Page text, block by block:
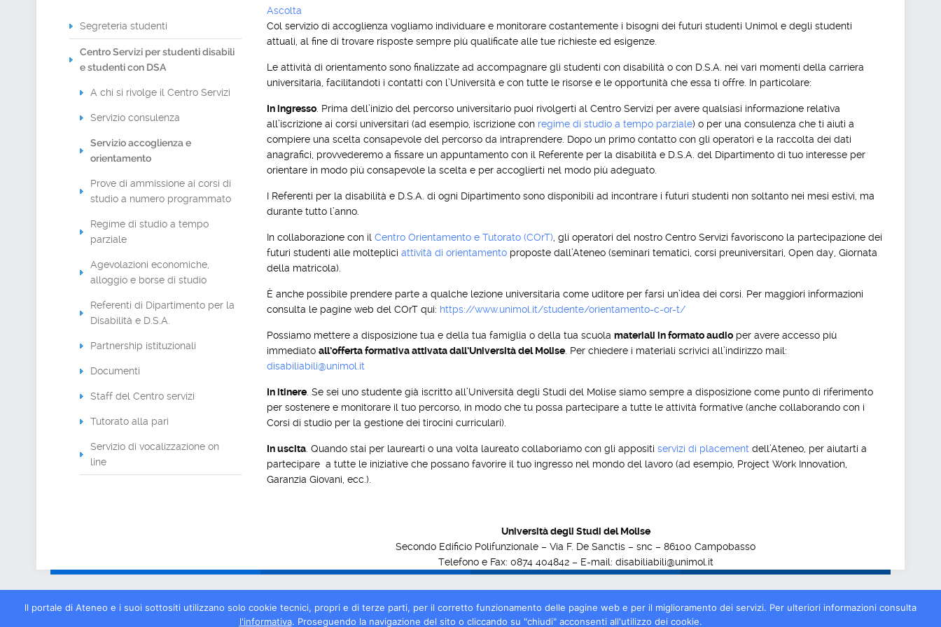
Ascolta
Col servizio di accoglienza vogliamo individuare e monitorare costantemente i bisogni dei futuri studenti Unimol e degli studenti
attuali, al fine di trovare risposte sempre più qualificate alle tue richieste ed esigenze.
Le attività di orientamento sono finalizzate ad accompagnare gli studenti con disabilità o con D.S.A. nei vari momenti della carriera
universitaria, facilitandoti i contatti con l’Università e con tutte le risorse e le opportunità che essa ti offre. In particolare:
In ingresso . Prima dell’inizio del percorso universitario puoi rivolgerti al Centro Servizi per avere qualsiasi informazione relativa
all’iscrizione ai corsi universitari (ad esempio, iscrizione con regime di studio a tempo parziale) o per una consulenza che ti aiuti a
compiere una scelta consapevole del percorso da intraprendere. Dopo un primo contatto con gli operatori e la raccolta dei dati
anagrafici, provvederemo a fissare un appuntamento con il Referente per la disabilità e D.S.A. del Dipartimento di tuo interesse per
orientare in modo più consapevole la scelta e per accoglierti nel modo più adeguato.
I Referenti per la disabilità e D.S.A. di ogni Dipartimento sono disponibili ad incontrare i futuri studenti non soltanto nei mesi estivi, ma
durante tutto l’anno.
In collaborazione con il Centro Orientamento e Tutorato (COrT) , gli operatori del nostro Centro Servizi favoriscono la partecipazione dei
futuri studenti alle molteplici attività di orientamento proposte dall’Ateneo (seminari tematici, corsi preuniversitari, Open day, Giornata
della matricola).
È anche possibile prendere parte a qualche lezione universitaria come uditore per farsi un’idea dei corsi. Per maggiori informazioni
consulta le pagine web del COrT qui: https://www.unimol.it/studente/orientamento-c-or-t/
Possiamo mettere a disposizione tua e della tua famiglia o della tua scuola materiali in formato audio per avere accesso più
immediato all’offerta formativa attivata dall’Università del Molise . Per chiedere i materiali scrivici all’indirizzo mail:
disabiliabili@unimol.it
In itinere . Se sei uno studente già iscritto all’Università degli Studi del Molise siamo sempre a disposizione come punto di riferimento
per sostenere e monitorare il tuo percorso, in modo che tu possa partecipare a tutte le attività formative (anche collaborando con i
Corsi di studio per la gestione dei tirocini curriculari).
In uscita . Quando stai per laurearti o una volta laureato collaboriamo con gli appositi servizi di placement dell’Ateneo, per aiutarti a
partecipare a tutte le iniziative che possano favorire il tuo ingresso nel mondo del lavoro (ad esempio, Project Work Innovation,
Garanzia Giovani, ecc.).
Università degli Studi del Molise
Secondo Edificio Polifunzionale – Via F. De Sanctis – snc – 86100 Campobasso
Telefono e Fax: 0874 404842 – E-mail: disabiliabili@unimol.it
Segreteria studenti
Centro Servizi per studenti disabili
e studenti con DSA
A chi si rivolge il Centro Servizi
Servizio consulenza
Servizio accoglienza e
orientamento
Prove di ammissione ai corsi di
studio a numero programmato
Regime di studio a tempo
parziale
Agevolazioni economiche,
alloggio e borse di studio
Referenti di Dipartimento per la
Disabilità e D.S.A.
Partnership istituzionali
Documenti
Staff del Centro servizi
Tutorato alla pari
Servizio di vocalizzazione on
line
ll portale di Ateneo e i suoi sottositi utilizzano solo cookie tecnici, propri e di terze parti, per il corretto funzionamento delle pagine web e per il miglioramento dei servizi. Per ulteriori informazioni consulta
l'informativa. Proseguendo la navigazione del sito o cliccando su "chiudi" acconsenti all'utilizzo dei cookie.